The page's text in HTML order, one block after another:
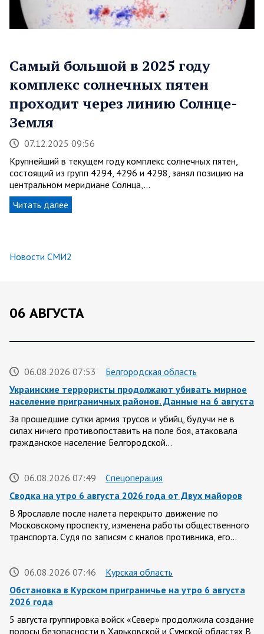
Самый большой в 2025 году
комплекс солнечных пятен
проходит через линию Солнце-
Земля
07.12.2025 09:56
Крупнейший в текущем году комплекс солнечных пятен,
состоящий из групп 4294, 4296 и 4298, занял позицию на
центральном меридиане Солнца,…
Читать далее
Новости СМИ2
06 АВГУСТА
06.08.2026 07:53
Белгородская область
Украинские террористы продолжают убивать мирное
население приграничных районов. Данные на 6 августа
За прошедшие сутки армия трусов и убийц, будучи не в
силах ничего противопоставить на поле боя, атаковала
гражданское население Белгородской…
06.08.2026 07:49
Спецоперация
Сводка на утро 6 августа 2026 года от Двух майоров
В Ярославле после налета перекрыто движение по
Московскому проспекту, изменена работы общественного
транспорта. Судя по записям с кналов противника, его…
06.08.2026 07:46
Курская область
Обстановка в Курском приграничье на утро 6 августа
2026 года
5 августа группировка войск «Север» продолжила создание
полосы безопасности в Харьковской и Сумской областях В